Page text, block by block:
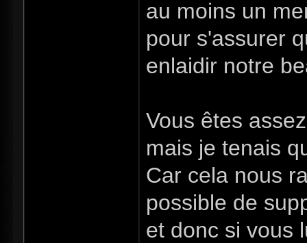
au moins un
pour s'assurer
enlaidir notre
Vous êtes
mais je tenais
Car cela nous
possible de
et donc si vous